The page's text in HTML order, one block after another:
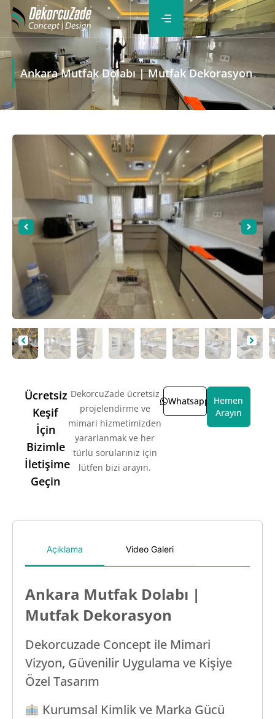
Ankara Mutfak Dolabı | Mutfak Dekorasyon
Ücretsiz
Keşif
İçin
Bizimle
İletişime
Geçin
DekorcuZade ücretsiz
projelendirme ve
mimari hizmetimizden
yararlanmak ve her
türlü sorularınız için
lütfen bizi arayın.
Whatsapp
Hemen
Arayın
Açıklama Video Galeri
Ankara Mutfak Dolabı |
Mutfak Dekorasyon
Dekorcuzade Concept ile Mimari
Vizyon, Güvenilir Uygulama ve Kişiye
Özel Tasarım
Kurumsal Kimlik ve Marka Gücü